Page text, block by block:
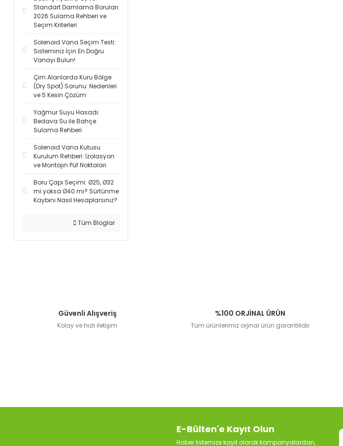
Standart Damlama Boruları:
2026 Sulama Rehberi ve
Seçim Kriterleri
Solenoid Vana Seçim Testi:
Sisteminiz İçin En Doğru
Vanayı Bulun!
Çim Alanlarda Kuru Bölge
(Dry Spot) Sorunu: Nedenleri
ve 5 Kesin Çözüm
Yağmur Suyu Hasadı:
Bedava Su ile Bahçe
Sulama Rehberi
Solenoid Vana Kutusu
Kurulum Rehberi: İzolasyon
ve Montajın Püf Noktaları
Boru Çapı Seçimi: Ø25, Ø32
mi yoksa Ø40 mı? Sürtünme
Kaybını Nasıl Hesaplarsınız?
Tüm Bloglar
Güvenli Alışveriş
Kolay ve hızlı iletişim
%100 ORJİNAL ÜRÜN
Tüm ürünlerimiz orjinal ürün garantilidir
E-Bülten'e Kayıt Olun
Haber listemize kayıt olarak kampanyalardan,